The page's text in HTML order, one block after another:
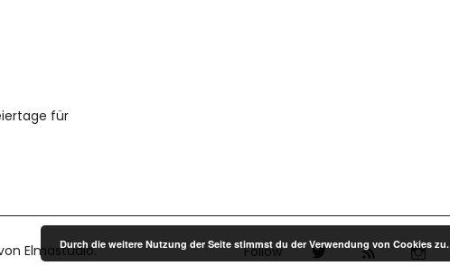
für
Elmastudio Follow
Durch die weitere Nutzung der Seite stimmst du der Verwendung von Cookies zu.